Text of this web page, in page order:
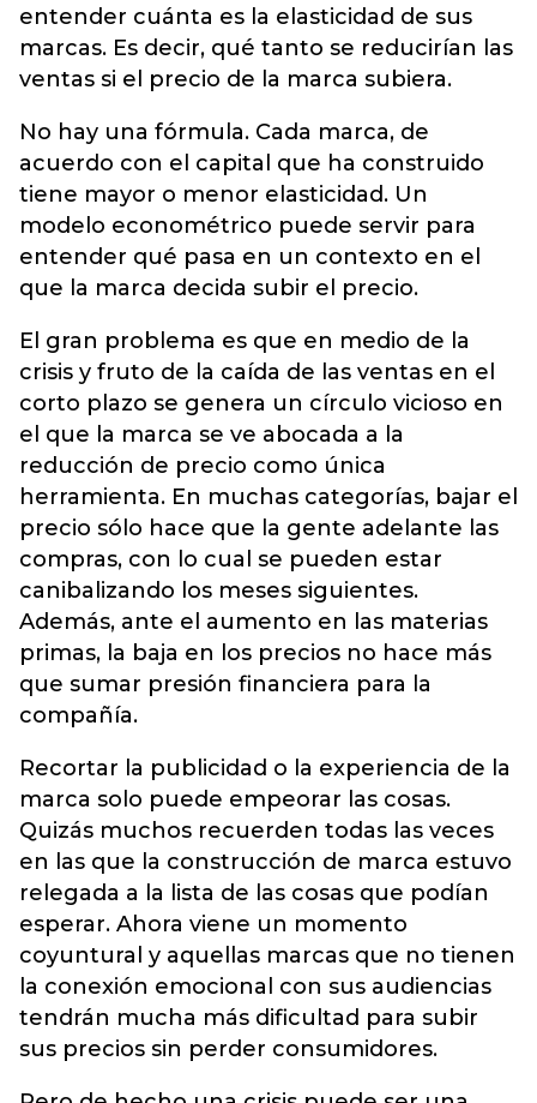
entender cuánta es la elasticidad de sus
marcas. Es decir, qué tanto se reducirían las
ventas si el precio de la marca subiera.
No hay una fórmula. Cada marca, de
acuerdo con el capital que ha construido
tiene mayor o menor elasticidad. Un
modelo econométrico puede servir para
entender qué pasa en un contexto en el
que la marca decida subir el precio.
El gran problema es que en medio de la
crisis y fruto de la caída de las ventas en el
corto plazo se genera un círculo vicioso en
el que la marca se ve abocada a la
reducción de precio como única
herramienta. En muchas categorías, bajar el
precio sólo hace que la gente adelante las
compras, con lo cual se pueden estar
canibalizando los meses siguientes.
Además, ante el aumento en las materias
primas, la baja en los precios no hace más
que sumar presión financiera para la
compañía.
Recortar la publicidad o la experiencia de la
marca solo puede empeorar las cosas.
Quizás muchos recuerden todas las veces
en las que la construcción de marca estuvo
relegada a la lista de las cosas que podían
esperar. Ahora viene un momento
coyuntural y aquellas marcas que no tienen
la conexión emocional con sus audiencias
tendrán mucha más dificultad para subir
sus precios sin perder consumidores.